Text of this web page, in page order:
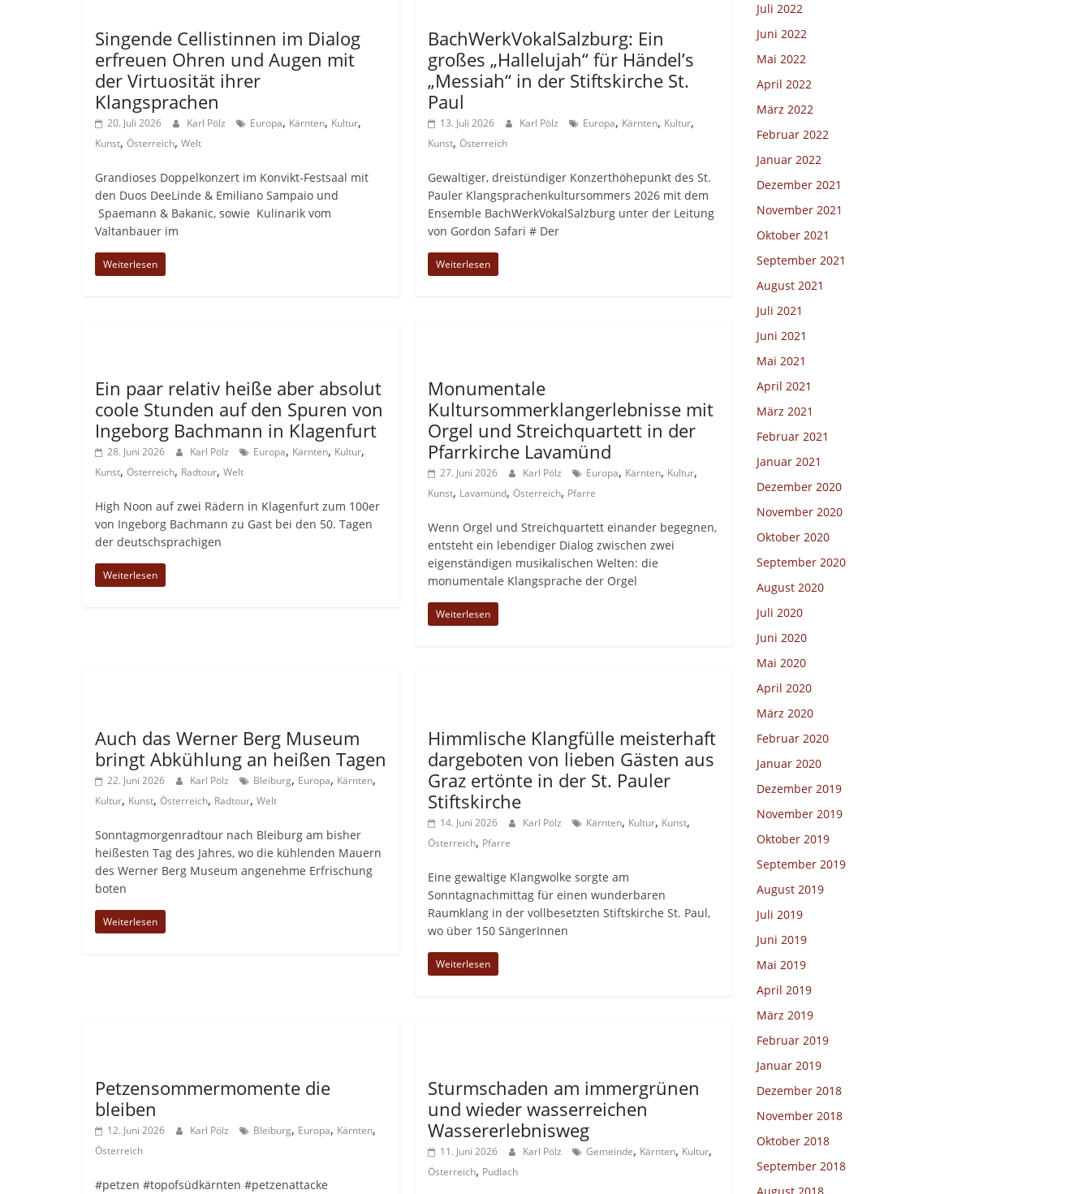
Singende Cellistinnen im Dialog
erfreuen Ohren und Augen mit
der Virtuosität ihrer
Klangsprachen
20. Juli 2026 Karl Pölz Europa, Kärnten, Kultur,
Kunst, Österreich, Welt
Grandioses Doppelkonzert im Konvikt-Festsaal mit
den Duos DeeLinde & Emiliano Sampaio und
Spaemann & Bakanic, sowie Kulinarik vom
Valtanbauer im
Weiterlesen
BachWerkVokalSalzburg: Ein
großes „Hallelujah“ für Händel’s
„Messiah“ in der Stiftskirche St.
Paul
13. Juli 2026 Karl Pölz Europa, Kärnten, Kultur,
Kunst,Österreich
Gewaltiger, dreistündiger Konzerthöhepunkt des St.
Pauler Klangsprachenkultursommers 2026 mit dem
Ensemble BachWerkVokalSalzburg unter der Leitung
von Gordon Safari # Der
Weiterlesen
Ein paar relativ heiße aber absolut
coole Stunden auf den Spuren von
Ingeborg Bachmann in Klagenfurt
28. Juni 2026 Karl Pölz Europa, Kärnten, Kultur,
Kunst, Österreich, Radtour, Welt
High Noon auf zwei Rädern in Klagenfurt zum 100er
von Ingeborg Bachmann zu Gast bei den 50. Tagen
der deutschsprachigen
Weiterlesen
Monumentale
Kultursommerklangerlebnisse mit
Orgel und Streichquartett in der
Pfarrkirche Lavamünd
27. Juni 2026 Karl Pölz Europa, Kärnten, Kultur,
Kunst, Lavamünd,Österreich, Pfarre
Wenn Orgel und Streichquartett einander begegnen,
entsteht ein lebendiger Dialog zwischen zwei
eigenständigen musikalischen Welten: die
monumentale Klangsprache der Orgel
Weiterlesen
Auch das Werner Berg Museum
bringt Abkühlung an heißen Tagen
22. Juni 2026 Karl Pölz Bleiburg, Europa, Kärnten,
Kultur, Kunst, Österreich, Radtour, Welt
Sonntagmorgenradtour nach Bleiburg am bisher
heißesten Tag des Jahres, wo die kühlenden Mauern
des Werner Berg Museum angenehme Erfrischung
boten
Weiterlesen
Himmlische Klangfülle meisterhaft
dargeboten von lieben Gästen aus
Graz ertönte in der St. Pauler
Stiftskirche
14. Juni 2026 Karl Pölz Kärnten, Kultur, Kunst,
Österreich, Pfarre
Eine gewaltige Klangwolke sorgte am
Sonntagnachmittag für einen wunderbaren
Raumklang in der vollbesetzten Stiftskirche St. Paul,
wo über 150 SängerInnen
Weiterlesen
Petzensommermomente die
bleiben
12. Juni 2026 Karl Pölz Bleiburg, Europa, Kärnten,
Österreich
#petzen #topofsüdkärnten #petzenattacke
Sturmschaden am immergrünen
und wieder wasserreichen
Wassererlebnisweg
11. Juni 2026 Karl Pölz Gemeinde, Kärnten, Kultur,
Österreich, Pudlach
Juli 2022
Juni 2022
Mai 2022
April 2022
März 2022
Februar 2022
Januar 2022
Dezember 2021
November 2021
Oktober 2021
September 2021
August 2021
Juli 2021
Juni 2021
Mai 2021
April 2021
März 2021
Februar 2021
Januar 2021
Dezember 2020
November 2020
Oktober 2020
September 2020
August 2020
Juli 2020
Juni 2020
Mai 2020
April 2020
März 2020
Februar 2020
Januar 2020
Dezember 2019
November 2019
Oktober 2019
September 2019
August 2019
Juli 2019
Juni 2019
Mai 2019
April 2019
März 2019
Februar 2019
Januar 2019
Dezember 2018
November 2018
Oktober 2018
September 2018